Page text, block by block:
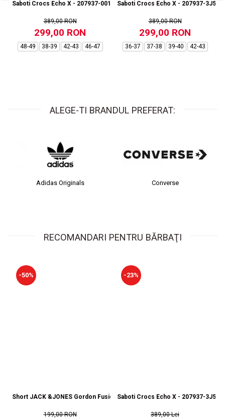
Saboti Crocs Echo X - 207937-001
389,00 RON
299,00 RON
48-49 38-39 42-43 46-47
Saboti Crocs Echo X - 207937-3J5
389,00 RON
299,00 RON
36-37 37-38 39-40 42-43
ALEGE-TI BRANDUL PREFERAT:
RECOMANDARI PENTRU BĂRBAŢI
-50%
Short JACK &JONES Gordon Fusion SN RP - 12273304-Black RP
199,00 RON
-23%
Saboti Crocs Echo X - 207937-3J5
389,00 Lei